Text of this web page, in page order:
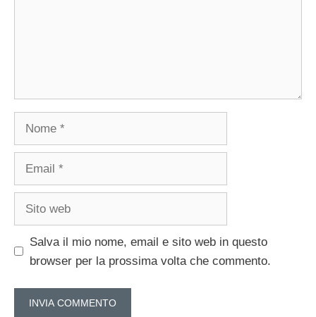
Nome
Email
Sito
Salva il mio nome, email e sito web in questo
browser per la prossima volta che commento.